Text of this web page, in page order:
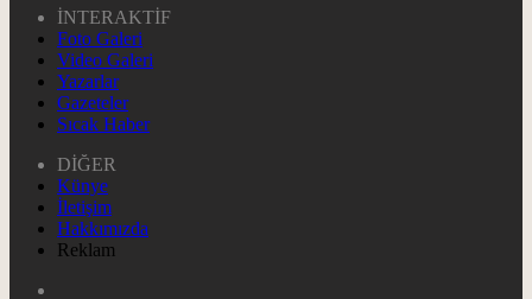
İNTERAKTİF
Foto Galeri
Video Galeri
Yazarlar
Gazeteler
Sıcak Haber
DİĞER
Künye
İletişim
Hakkımızda
Reklam